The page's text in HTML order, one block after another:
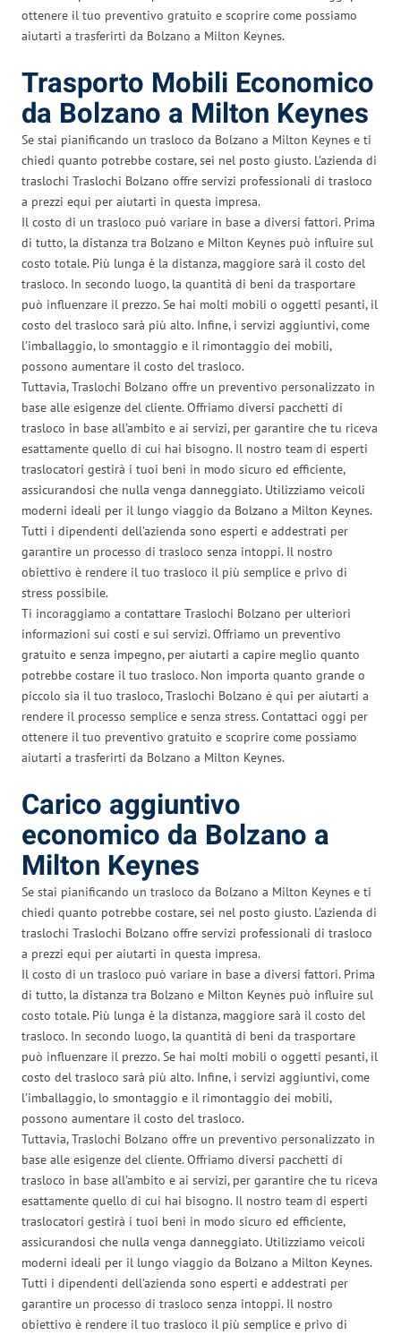
ottenere il tuo preventivo gratuito e scoprire come possiamo
aiutarti a trasferirti da Bolzano a Milton Keynes.
Trasporto Mobili Economico
da Bolzano a Milton Keynes
Se stai pianificando un trasloco da Bolzano a Milton Keynes e ti
chiedi quanto potrebbe costare, sei nel posto giusto. L’azienda di
traslochi Traslochi Bolzano offre servizi professionali di trasloco
a prezzi equi per aiutarti in questa impresa.
Il costo di un trasloco può variare in base a diversi fattori. Prima
di tutto, la distanza tra Bolzano e Milton Keynes può influire sul
costo totale. Più lunga è la distanza, maggiore sarà il costo del
trasloco. In secondo luogo, la quantità di beni da trasportare
può influenzare il prezzo. Se hai molti mobili o oggetti pesanti, il
costo del trasloco sarà più alto. Infine, i servizi aggiuntivi, come
l’imballaggio, lo smontaggio e il rimontaggio dei mobili,
possono aumentare il costo del trasloco.
Tuttavia, Traslochi Bolzano offre un preventivo personalizzato in
base alle esigenze del cliente. Offriamo diversi pacchetti di
trasloco in base all’ambito e ai servizi, per garantire che tu riceva
esattamente quello di cui hai bisogno. Il nostro team di esperti
traslocatori gestirà i tuoi beni in modo sicuro ed efficiente,
assicurandosi che nulla venga danneggiato. Utilizziamo veicoli
moderni ideali per il lungo viaggio da Bolzano a Milton Keynes.
Tutti i dipendenti dell’azienda sono esperti e addestrati per
garantire un processo di trasloco senza intoppi. Il nostro
obiettivo è rendere il tuo trasloco il più semplice e privo di
stress possibile.
Ti incoraggiamo a contattare Traslochi Bolzano per ulteriori
informazioni sui costi e sui servizi. Offriamo un preventivo
gratuito e senza impegno, per aiutarti a capire meglio quanto
potrebbe costare il tuo trasloco. Non importa quanto grande o
piccolo sia il tuo trasloco, Traslochi Bolzano è qui per aiutarti a
rendere il processo semplice e senza stress. Contattaci oggi per
ottenere il tuo preventivo gratuito e scoprire come possiamo
aiutarti a trasferirti da Bolzano a Milton Keynes.
Carico aggiuntivo
economico da Bolzano a
Milton Keynes
Se stai pianificando un trasloco da Bolzano a Milton Keynes e ti
chiedi quanto potrebbe costare, sei nel posto giusto. L’azienda di
traslochi Traslochi Bolzano offre servizi professionali di trasloco
a prezzi equi per aiutarti in questa impresa.
Il costo di un trasloco può variare in base a diversi fattori. Prima
di tutto, la distanza tra Bolzano e Milton Keynes può influire sul
costo totale. Più lunga è la distanza, maggiore sarà il costo del
trasloco. In secondo luogo, la quantità di beni da trasportare
può influenzare il prezzo. Se hai molti mobili o oggetti pesanti, il
costo del trasloco sarà più alto. Infine, i servizi aggiuntivi, come
l’imballaggio, lo smontaggio e il rimontaggio dei mobili,
possono aumentare il costo del trasloco.
Tuttavia, Traslochi Bolzano offre un preventivo personalizzato in
base alle esigenze del cliente. Offriamo diversi pacchetti di
trasloco in base all’ambito e ai servizi, per garantire che tu riceva
esattamente quello di cui hai bisogno. Il nostro team di esperti
traslocatori gestirà i tuoi beni in modo sicuro ed efficiente,
assicurandosi che nulla venga danneggiato. Utilizziamo veicoli
moderni ideali per il lungo viaggio da Bolzano a Milton Keynes.
Tutti i dipendenti dell’azienda sono esperti e addestrati per
garantire un processo di trasloco senza intoppi. Il nostro
obiettivo è rendere il tuo trasloco il più semplice e privo di